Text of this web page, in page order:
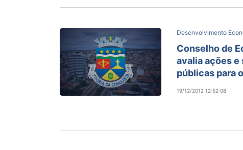
Desenvolvimento
Conselho de
avalia ações
públicas para
19/12/2012 12:52:08